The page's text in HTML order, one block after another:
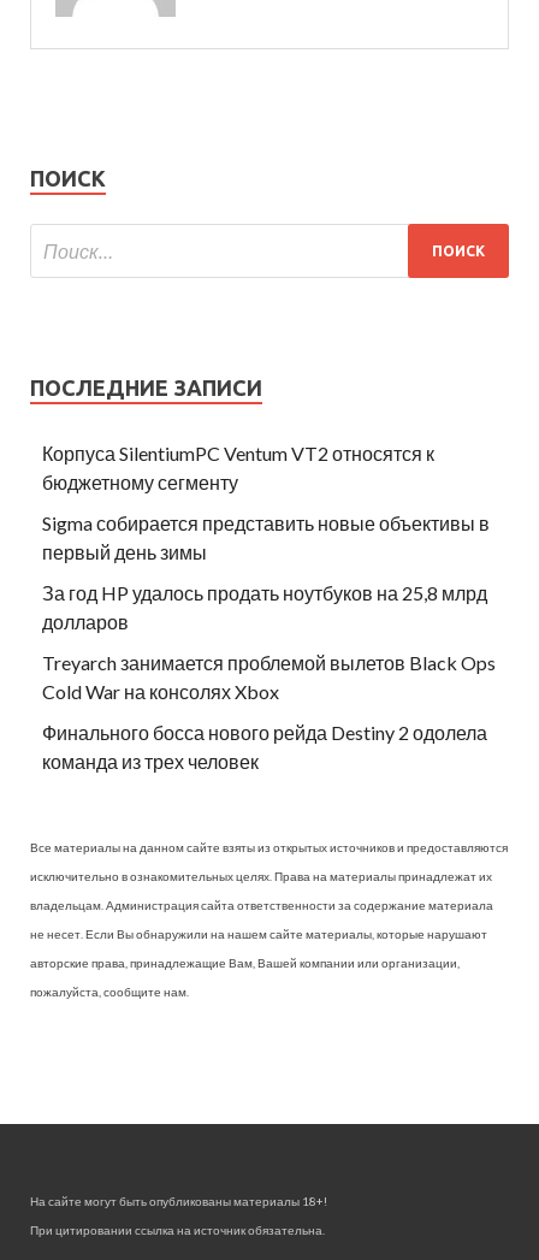
ПОИСК
ПОСЛЕДНИЕ ЗАПИСИ
Корпуса SilentiumPC Ventum VT2 относятся к
бюджетному сегменту
Sigma собирается представить новые объективы в
первый день зимы
За год HP удалось продать ноутбуков на 25,8 млрд
долларов
Treyarch занимается проблемой вылетов Black Ops
Cold War на консолях Xbox
Финального босса нового рейда Destiny 2 одолела
команда из трех человек
Все материалы на данном сайте взяты из открытых источников и предоставляются
исключительно в ознакомительных целях. Права на материалы принадлежат их
владельцам. Администрация сайта ответственности за содержание материала
не несет. Если Вы обнаружили на нашем сайте материалы, которые нарушают
авторские права, принадлежащие Вам, Вашей компании или организации,
пожалуйста, сообщите нам.
На сайте могут быть опубликованы материалы 18+!
При цитировании ссылка на источник обязательна.